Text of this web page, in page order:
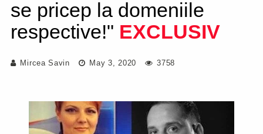
se pricep la domeniile
respective!" EXCLUSIV
Mircea Savin May 3, 2020 3758